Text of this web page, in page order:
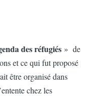
des réfugiés » de
et ce qui fut proposé
être organisé dans
chez les